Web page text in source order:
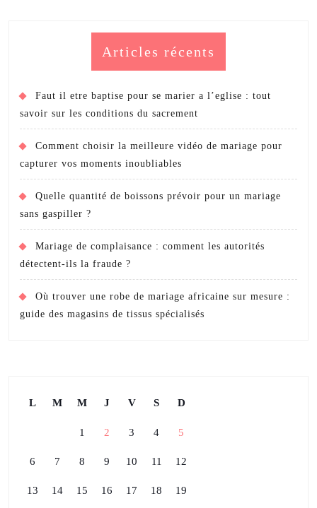
Articles récents
Faut il etre baptise pour se marier a l’eglise : tout
savoir sur les conditions du sacrement
Comment choisir la meilleure vidéo de mariage pour
capturer vos moments inoubliables
Quelle quantité de boissons prévoir pour un mariage
sans gaspiller ?
Mariage de complaisance : comment les autorités
détectent-ils la fraude ?
Où trouver une robe de mariage africaine sur mesure :
guide des magasins de tissus spécialisés
L M M J V S D
1 2 3 4 5
6 7 8 9 10 11 12
13 14 15 16 17 18 19